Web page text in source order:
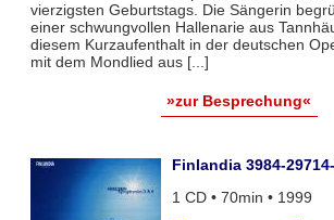
vierzigsten Geburtstags. Die Sängerin
einer schwungvollen Hallenarie aus
diesem Kurzaufenthalt in der deutschen
mit dem Mondlied aus [...]
»zur Besprechung«
Finlandia 3984-
1 CD • 70min • 1999